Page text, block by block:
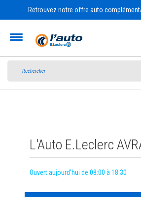
Retrouvez notre offre auto
L'Auto E.Leclerc
Ouvert aujourd'hui de 08:00 à 18:30